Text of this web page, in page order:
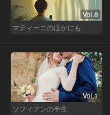
Vol.8
マティーニのほかにも
Vol.1
ソフィアンの半生